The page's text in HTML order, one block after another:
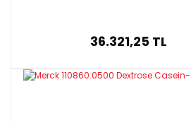
36.321,25 TL